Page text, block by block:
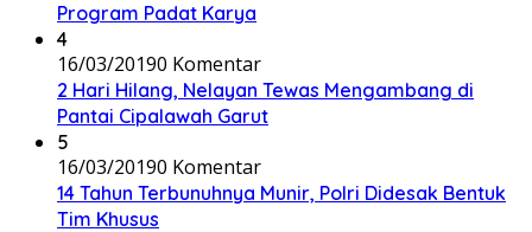
Program Padat Karya
4
16/03/20190 Komentar
2 Hari Hilang, Nelayan Tewas Mengambang di
Pantai Cipalawah Garut
5
16/03/20190 Komentar
14 Tahun Terbunuhnya Munir, Polri Didesak Bentuk
Tim Khusus